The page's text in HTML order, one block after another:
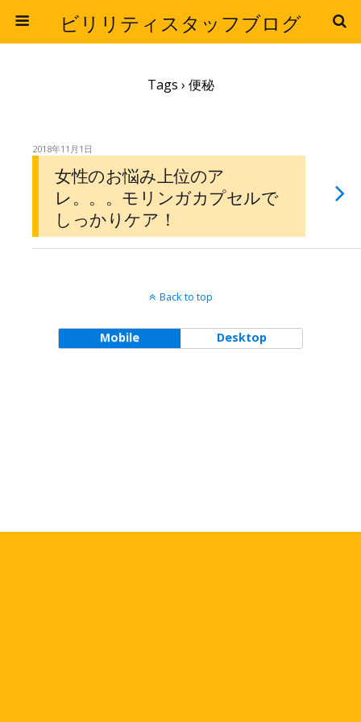
ビリリティスタッフブログ
Tags › 便秘
2018年11月1日
女性のお悩み上位のア
レ。。。モリンガカプセルで
しっかりケア！
Back to top
Mobile Desktop